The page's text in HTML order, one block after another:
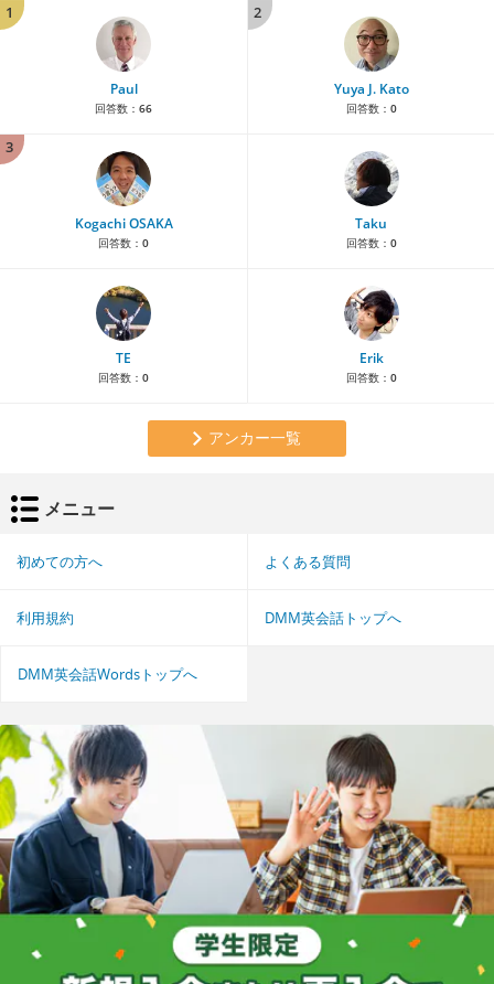
1
Paul
回答数： 66
2
Yuya J. Kato
回答数： 0
3
Kogachi OSAKA
回答数： 0
Taku
回答数： 0
TE
回答数： 0
Erik
回答数： 0
アンカー一覧
メニュー
初めての方へ よくある質問
利用規約 DMM英会話トップへ
DMM英会話Wordsトップへ